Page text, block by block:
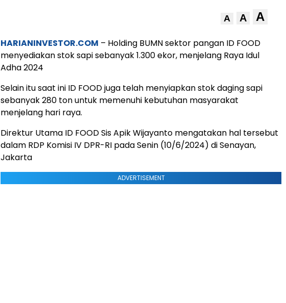
A A A
HARIANINVESTOR.COM – Holding BUMN sektor pangan ID FOOD
menyediakan stok sapi sebanyak 1.300 ekor, menjelang Raya Idul
Adha 2024
Selain itu saat ini ID FOOD juga telah menyiapkan stok daging sapi
sebanyak 280 ton untuk memenuhi kebutuhan masyarakat
menjelang hari raya.
Direktur Utama ID FOOD Sis Apik Wijayanto mengatakan hal tersebut
dalam RDP Komisi IV DPR-RI pada Senin (10/6/2024) di Senayan,
Jakarta
ADVERTISEMENT